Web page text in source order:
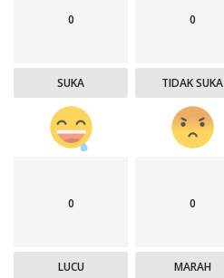
0
SUKA
0
TIDAK SUKA
0
LUCU
0
MARAH